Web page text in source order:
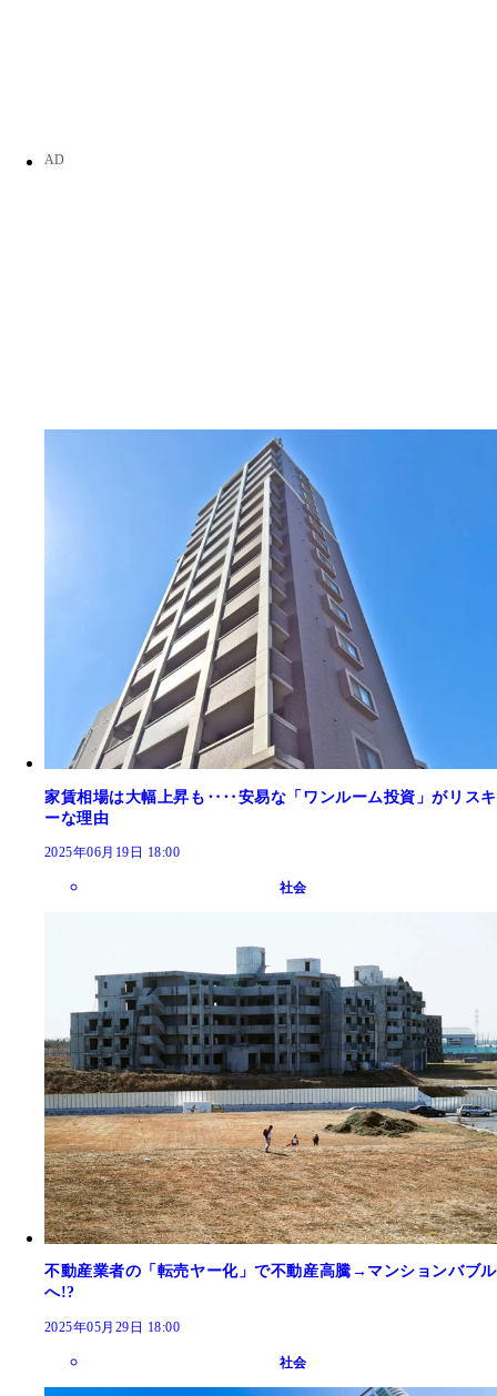
家賃相場は大幅上昇も‥‥安易な「ワンルーム投資」がリスキ
ーな理由
2025年06月19日 18:00
社会
不動産業者の「転売ヤー化」で不動産高騰→マンションバブル
へ!?
2025年05月29日 18:00
社会